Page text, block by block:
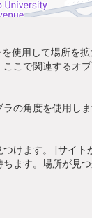
使用して場所を
こで関連するオ
の角度を使用し
けます。 [サイ
ます。場所が見